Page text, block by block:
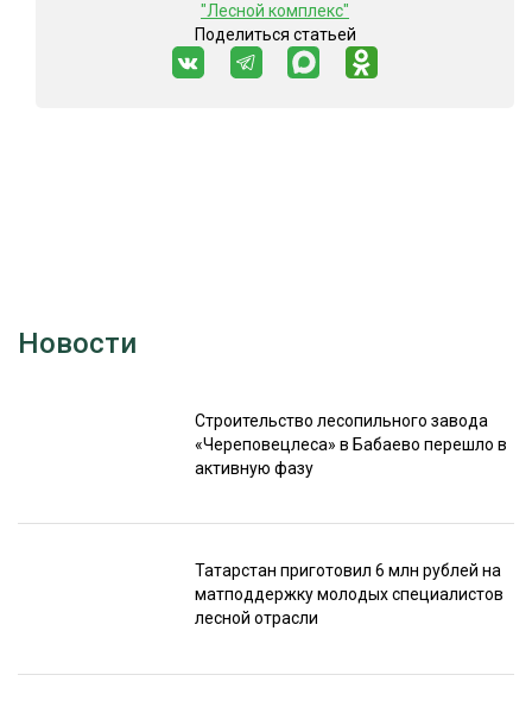
"Лесной комплекс"
Поделиться статьей
Новости
Строительство лесопильного завода
«Череповецлеса» в Бабаево перешло в
активную фазу
Татарстан приготовил 6 млн рублей на
матподдержку молодых специалистов
лесной отрасли